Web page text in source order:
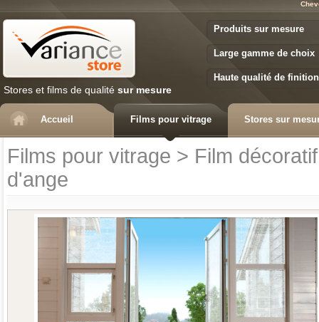
Stores et films de qualité sur mesure
Produits sur mesure
Large gamme de choix
Haute qualité de finition
Accueil Films pour vitrage Stores sur
Films pour vitrage > Film décoratif
d'ange